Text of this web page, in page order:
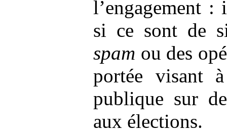
l’engagement :
si ce sont de
spam ou des
portée visant
publique sur
aux élections.